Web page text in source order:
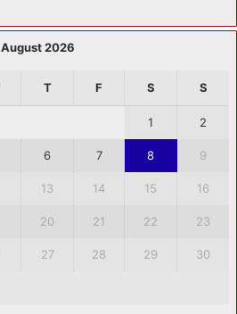
August 2026
T F S S
1 2
6 7 8 9
13 14 15 16
20 21 22 23
27 28 29 30